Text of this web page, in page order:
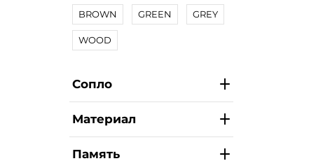
BROWN GREEN GREY
WOOD
Сопло
Материал
Память